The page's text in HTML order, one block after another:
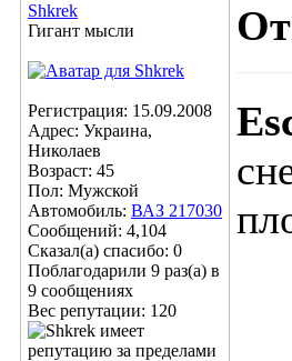
Shkrek
Гигант мысли
Регистрация: 15.09.2008
Адрес: Украина,
Николаев
Возраст: 45
Пол: Мужской
Автомобиль: ВАЗ 217030
Сообщений: 4,104
Сказал(а) спасибо: 0
Поблагодарили 9 раз(а) в
9 сообщениях
Вес репутации: 120